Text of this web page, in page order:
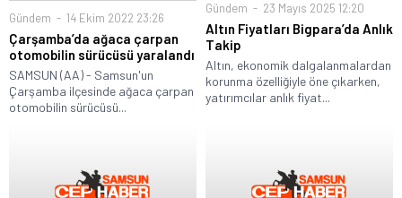
Gündem 14 Ekim 2022 23:26
Çarşamba’da ağaca çarpan
otomobilin sürücüsü yaralandı
SAMSUN (AA) - Samsun'un
Çarşamba ilçesinde ağaca çarpan
otomobilin sürücüsü...
Gündem 23 Mayıs 2025 12:20
Altın Fiyatları Bigpara’da Anlık
Takip
Altın, ekonomik dalgalanmalardan
korunma özelliğiyle öne çıkarken,
yatırımcılar anlık fiyat...